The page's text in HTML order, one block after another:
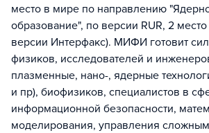
место в мире по направлению
образование", по версии RUR, 2
версии Интерфакс). МИФИ готовит
физиков, исследователей и
плазменные, нано-, ядерные
и пр), биофизиков, специалистов в
информационной безопасности,
моделирования, управления